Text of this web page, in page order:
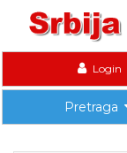
Login
Pretraga